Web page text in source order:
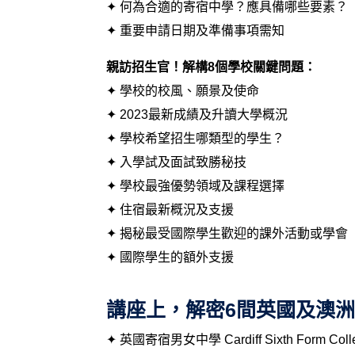
✦ 何為合適的寄宿中學？應具備哪些要素？
✦ 重要申請日期及準備事項需知
親訪招生官！解構8個學校關鍵問題：
✦ 學校的校風、願景及使命
✦ 2023最新成績及升讀大學概況
✦ 學校希望招生哪類型的學生？
✦ 入學試及面試致勝秘技
✦ 學校最強優勢領域及課程選擇
✦ 住宿最新概況及支援
✦ 揭秘最受國際學生歡迎的課外活動或學會
✦ 國際學生的額外支援
講座上，解密6間英國及澳
✦ 英國寄宿男女中學 Cardiff Sixth Form